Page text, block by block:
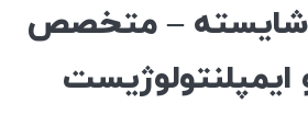
– متخصص
ایمپلنتولوژیست